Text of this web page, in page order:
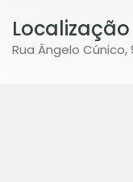
Localização
Rua Ângelo